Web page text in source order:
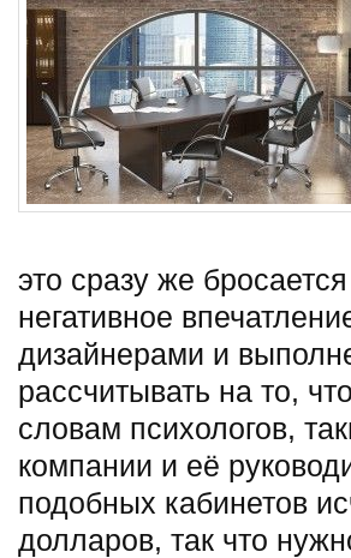
это сразу же
негативное
дизайнерами и
рассчитывать на то,
словам психологов,
компании и её
подобных кабинетов
долларов, так что